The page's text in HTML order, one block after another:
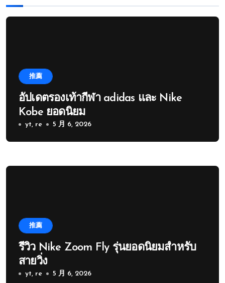
推薦
อัปเดตรองเท้ากีฬา adidas และ Nike
Kobe ยอดนิยม
yt, re 5 月 6, 2026
推薦
รีวิว Nike Zoom Fly รุ่นยอดนิยมสำหรับ
สายวิ่ง
yt, re 5 月 6, 2026